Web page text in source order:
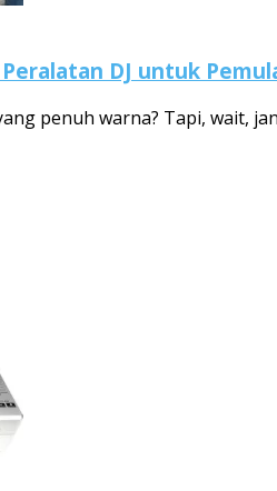
DJ untuk
penuh warna? Tapi, wait,